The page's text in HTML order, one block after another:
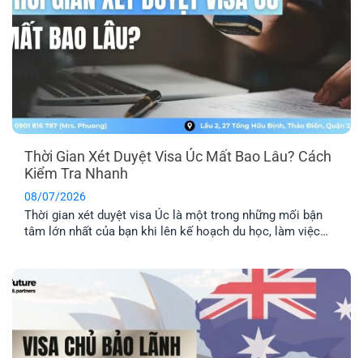
Thời Gian Xét Duyệt Visa Úc Mất Bao Lâu? Cách
Kiểm Tra Nhanh
08/07/2026
Thời gian xét duyệt visa Úc là một trong những mối bận
tâm lớn nhất của bạn khi lên kế hoạch du học, làm việc
khiến hồ sơ bị kéo [...]